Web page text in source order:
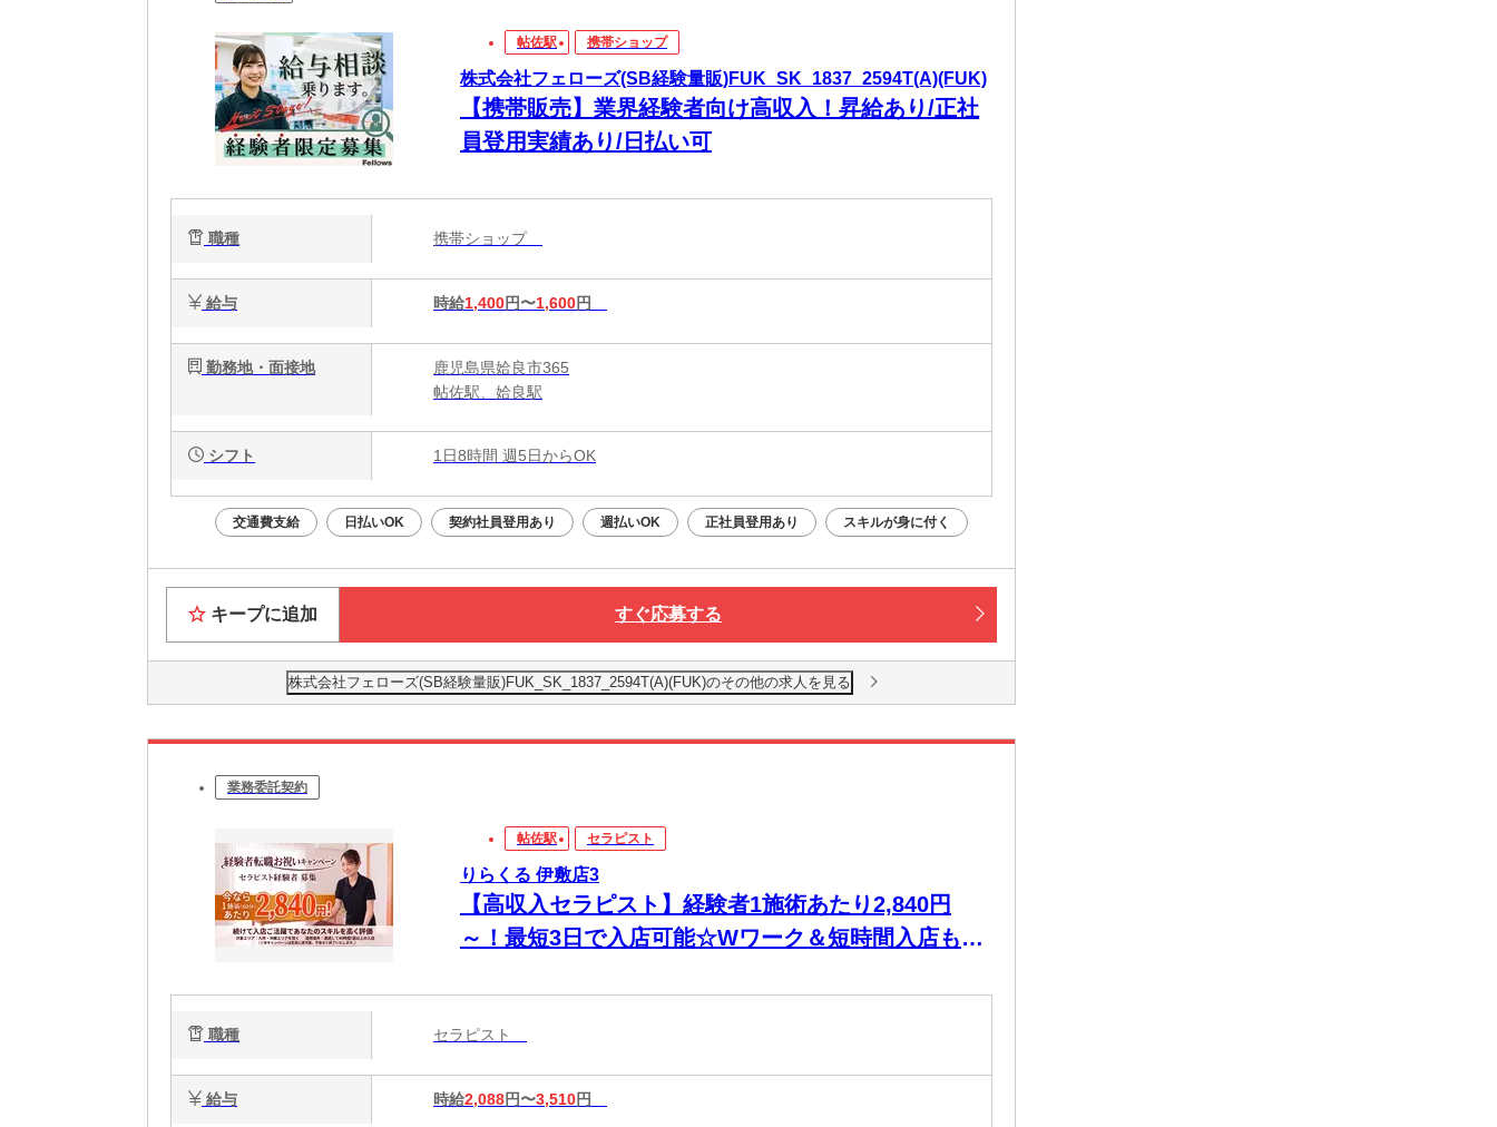
帖佐駅 携帯ショップ
株式会社フェローズ(SB経験量販)FUK_SK_1837_2594T(A)(FUK)
【携帯販売】業界経験者向け高収入！昇給あり/正社
員登用実績あり/日払い可
職種 携帯ショップ
給与 時給1,400円〜1,600円
勤務地・面接地
鹿児島県姶良市365
帖佐駅、姶良駅
シフト 1日8時間 週5日からOK
交通費支給 日払いOK 契約社員登用あり 週払いOK 正社員登用あり スキルが身に付く
キープに追加 すぐ応募する
株式会社フェローズ(SB経験量販)FUK_SK_1837_2594T(A)(FUK)のその他の求人を見る
業務委託契約
帖佐駅 セラピスト
りらくる 伊敷店3
【高収入セラピスト】経験者1施術あたり2,840円
～！最短3日で入店可能☆Wワーク＆短時間入店も
職種 セラピスト
給与 時給2,088円〜3,510円